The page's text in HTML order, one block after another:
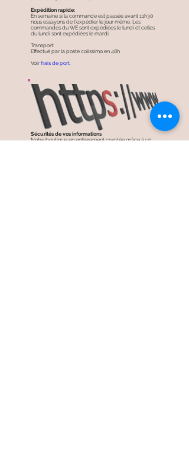
Expédition rapide:
En semaine si la commande est passée avant 11h30
nous essayons de l'expédier le jour même. Les
commandes du WE sont expédiées le lundi et celles
du lundi sont expédiées le mardi.
Transport:
Effectué par la poste colissimo en 48h
Voir frais de port.
Sécurités de vos informations
Notre boutique en entièrement cryptée grâce à un